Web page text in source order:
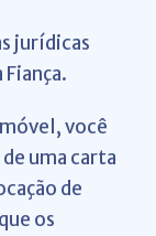
jurídicas
você
uma carta
de
os